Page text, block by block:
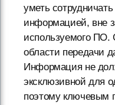
уметь
информацией, вне
используемого ПО.
области передачи
Информация не
эксклюзивной для
поэтому ключевым